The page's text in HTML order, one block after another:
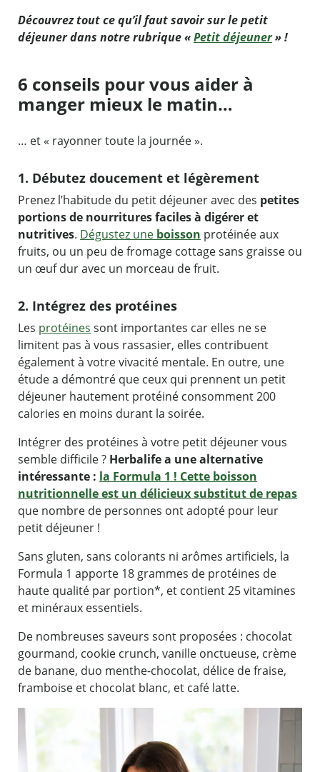
Découvrez tout ce qu’il faut savoir sur le petit
déjeuner dans notre rubrique «Petit déjeuner» !
6 conseils pour vous aider à
manger mieux le matin…
… et « rayonner toute la journée ».
1. Débutez doucement et légèrement
Prenez l’habitude du petit déjeuner avec des petites
portions de nourritures faciles à digérer et
nutritives. Dégustez une boisson protéinée aux
fruits, ou un peu de fromage cottage sans graisse ou
un œuf dur avec un morceau de fruit.
2. Intégrez des protéines
Les protéines sont importantes car elles ne se
limitent pas à vous rassasier, elles contribuent
également à votre vivacité mentale. En outre, une
étude a démontré que ceux qui prennent un petit
déjeuner hautement protéiné consomment 200
calories en moins durant la soirée.
Intégrer des protéines à votre petit déjeuner vous
semble difficile ? Herbalife a une alternative
intéressante : la Formula 1 ! Cette boisson
nutritionnelle est un délicieux substitut de repas
que nombre de personnes ont adopté pour leur
petit déjeuner !
Sans gluten, sans colorants ni arômes artificiels, la
Formula 1 apporte 18 grammes de protéines de
haute qualité par portion*, et contient 25 vitamines
et minéraux essentiels.
De nombreuses saveurs sont proposées : chocolat
gourmand, cookie crunch, vanille onctueuse, crème
de banane, duo menthe-chocolat, délice de fraise,
framboise et chocolat blanc, et café latte.